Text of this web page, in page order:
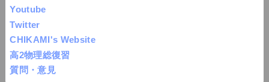
Youtube
Twitter
CHIKAMI's Website
高2物理総復習
質問・意見